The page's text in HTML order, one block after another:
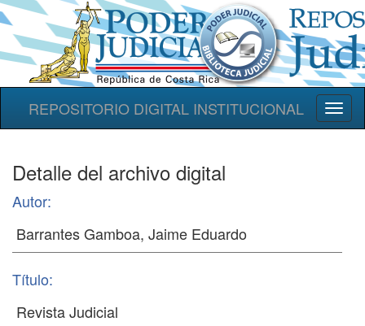
REPOSITORIO DIGITAL INSTITUCIONAL
Detalle del archivo digital
Autor:
Título: